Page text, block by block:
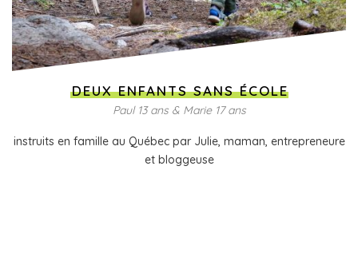
DEUX ENFANTS SANS ÉCOLE
Paul 13 ans & Marie 17 ans
instruits en famille au Québec par Julie, maman, entrepreneure
et bloggeuse